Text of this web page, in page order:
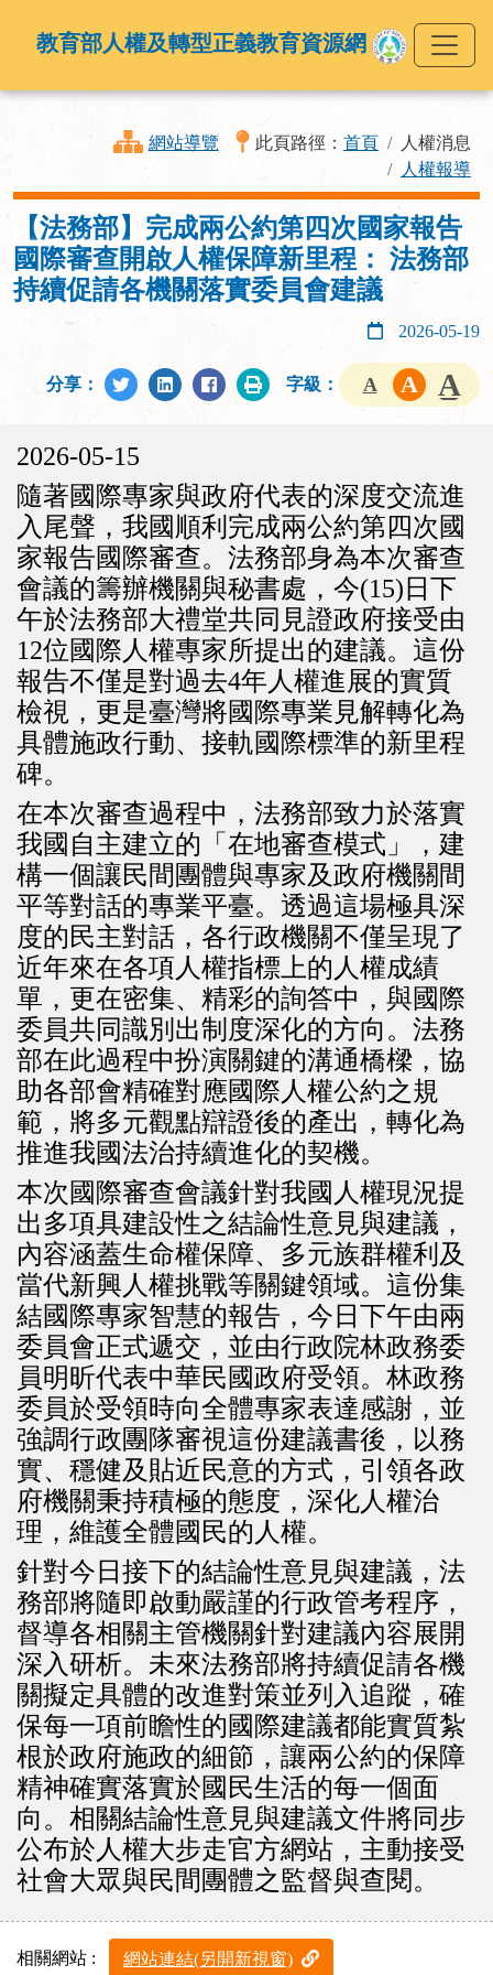
教育部人權及轉型正義教育資源網
網站導覽 此頁路徑： 首頁
人權消息
人權報導
【法務部】完成兩公約第四次國家報告
國際審查開啟人權保障新里程： 法務部
持續促請各機關落實委員會建議
2026-05-19
分享： 字級：
2026-05-15
隨著國際專家與政府代表的深度交流進
入尾聲，我國順利完成兩公約第四次國
家報告國際審查。法務部身為本次審查
會議的籌辦機關與秘書處，今(15)日下
午於法務部大禮堂共同見證政府接受由
12位國際人權專家所提出的建議。這份
報告不僅是對過去4年人權進展的實質
檢視，更是臺灣將國際專業見解轉化為
具體施政行動、接軌國際標準的新里程
碑。
在本次審查過程中，法務部致力於落實
我國自主建立的「在地審查模式」，建
構一個讓民間團體與專家及政府機關間
平等對話的專業平臺。透過這場極具深
度的民主對話，各行政機關不僅呈現了
近年來在各項人權指標上的人權成績
單，更在密集、精彩的詢答中，與國際
委員共同識別出制度深化的方向。法務
部在此過程中扮演關鍵的溝通橋樑，協
助各部會精確對應國際人權公約之規
範，將多元觀點辯證後的產出，轉化為
推進我國法治持續進化的契機。
本次國際審查會議針對我國人權現況提
出多項具建設性之結論性意見與建議，
內容涵蓋生命權保障、多元族群權利及
當代新興人權挑戰等關鍵領域。這份集
結國際專家智慧的報告，今日下午由兩
委員會正式遞交，並由行政院林政務委
員明昕代表中華民國政府受領。林政務
委員於受領時向全體專家表達感謝，並
強調行政團隊審視這份建議書後，以務
實、穩健及貼近民意的方式，引領各政
府機關秉持積極的態度，深化人權治
理，維護全體國民的人權。
針對今日接下的結論性意見與建議，法
務部將隨即啟動嚴謹的行政管考程序，
督導各相關主管機關針對建議內容展開
深入研析。未來法務部將持續促請各機
關擬定具體的改進對策並列入追蹤，確
保每一項前瞻性的國際建議都能實質紮
根於政府施政的細節，讓兩公約的保障
精神確實落實於國民生活的每一個面
向。相關結論性意見與建議文件將同步
公布於人權大步走官方網站，主動接受
社會大眾與民間團體之監督與查閱。
相關網站 : 網站連結(另開新視窗)